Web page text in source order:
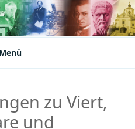
Societies
Menü
zu Viert,
und